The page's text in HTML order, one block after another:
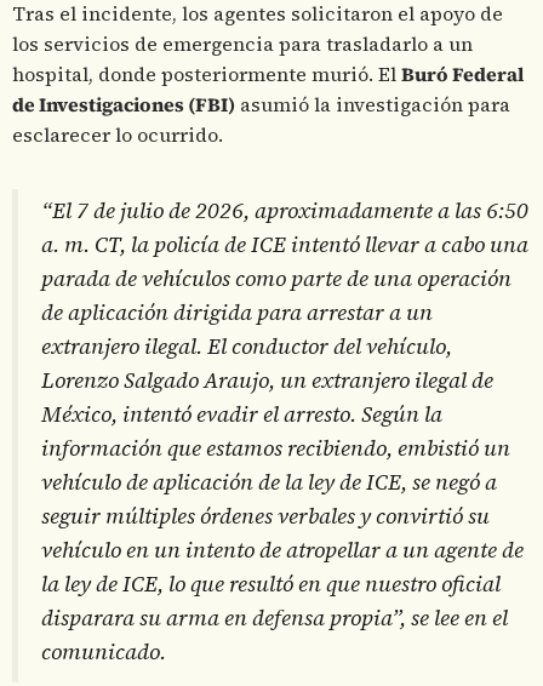
Tras el incidente, los agentes solicitaron el apoyo de
los servicios de emergencia para trasladarlo a un
hospital, donde posteriormente murió. ElBuró Federal
de Investigaciones (FBI) asumió la investigación para
esclarecer lo ocurrido.
“El 7 de julio de 2026, aproximadamente a las 6:50
a. m. CT, la policía de ICE intentó llevar a cabo una
parada de vehículos como parte de una operación
de aplicación dirigida para arrestar a un
extranjero ilegal. El conductor del vehículo,
Lorenzo Salgado Araujo, un extranjero ilegal de
México, intentó evadir el arresto. Según la
información que estamos recibiendo, embistió un
vehículo de aplicación de la ley de ICE, se negó a
seguir múltiples órdenes verbales y convirtió su
vehículo en un intento de atropellar a un agente de
la ley de ICE, lo que resultó en que nuestro oficial
disparara su arma en defensa propia”, se lee en el
comunicado.